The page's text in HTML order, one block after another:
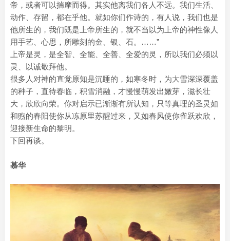
帝，或者可以揣摩而得。其实他离我们各人不远。我们生活、
动作、存留，都在乎他。就如你们作诗的，有人说，我们也是
他所生的，我们既是上帝所生的，就不当以为上帝的神性像人
用手艺、心思，所雕刻的金、银、石。……”
上帝是灵，是全智、全能、全善、全爱的灵，所以我们必须以
灵、以诚敬拜他。
很多人对神的直觉原知是沉睡的，如寒冬时，为大雪深深覆盖
的种子，直待春临，积雪消融，才慢慢萌发出嫩芽，滋长壮
大，欣欣向荣。你对启示已渐渐有所认知，只等真理的圣灵如
和煦的春阳使你从冻原里苏醒过来，又如春风使你雀跃欢欣，
迎接新生命的黎明。
下回再谈。
慕华